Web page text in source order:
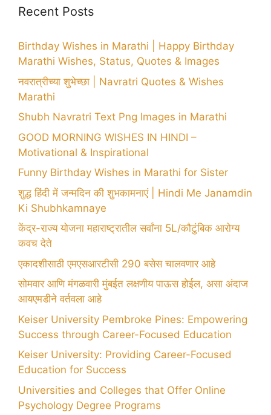
Recent Posts
Birthday Wishes in Marathi | Happy Birthday
Marathi Wishes, Status, Quotes & Images
नवरात्रीच्या शुभेच्छा | Navratri Quotes & Wishes
Marathi
Shubh Navratri Text Png Images in Marathi
GOOD MORNING WISHES IN HINDI –
Motivational & Inspirational
Funny Birthday Wishes in Marathi for Sister
शुद्ध हिंदी में जन्मदिन की शुभकामनाएं | Hindi Me Janamdin
Ki Shubhkamnaye
केंद्र-राज्य योजना महाराष्ट्रातील सर्वांना 5L/कौटुंबिक आरोग्य
कवच देते
एकादशीसाठी एमएसआरटीसी 290 बसेस चालवणार आहे
सोमवार आणि मंगळवारी मुंबईत लक्षणीय पाऊस होईल, असा अंदाज
आयएमडीने वर्तवला आहे
Keiser University Pembroke Pines: Empowering
Success through Career-Focused Education
Keiser University: Providing Career-Focused
Education for Success
Universities and Colleges that Offer Online
Psychology Degree Programs